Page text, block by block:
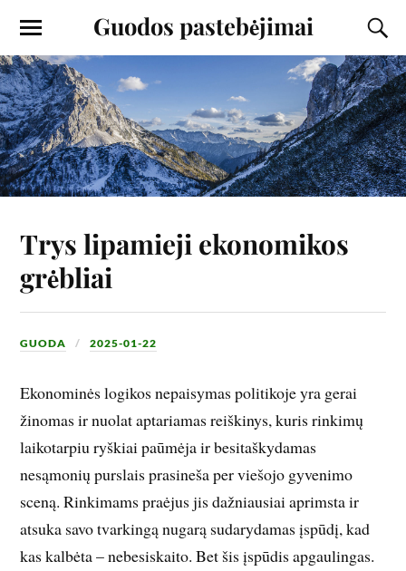
Guodos pastebėjimai
Trys lipamieji ekonomikos
grėbliai
GUODA 2025-01-22
Ekonominės logikos nepaisymas politikoje yra gerai
žinomas ir nuolat aptariamas reiškinys, kuris rinkimų
laikotarpiu ryškiai paūmėja ir besitaškydamas
nesąmonių purslais prasineša per viešojo gyvenimo
sceną. Rinkimams praėjus jis dažniausiai aprimsta ir
atsuka savo tvarkingą nugarą sudarydamas įspūdį, kad
kas kalbėta – nebesiskaito. Bet šis įspūdis apgaulingas.